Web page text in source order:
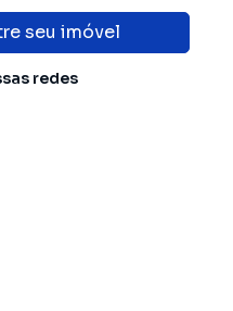
seu imóvel
redes